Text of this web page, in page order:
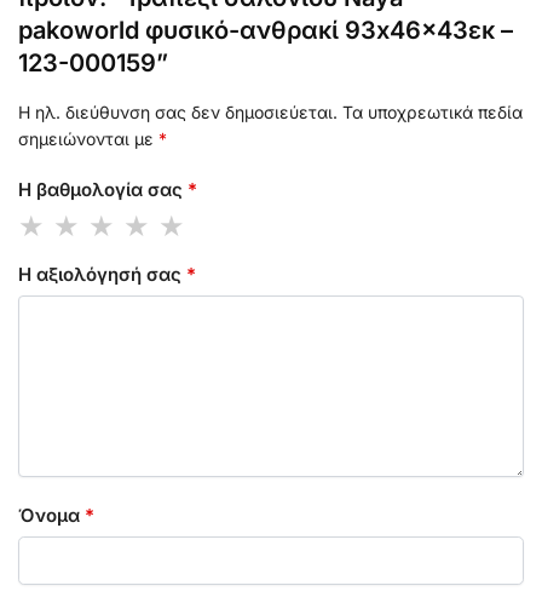
pakoworld φυσικό-ανθρακί 93x46x43εκ –
123-000159”
Η ηλ. διεύθυνση σας δεν δημοσιεύεται. Τα υποχρεωτικά πεδία
σημειώνονται με *
Η βαθμολογία σας *
Η αξιολόγησή σας *
Όνομα *